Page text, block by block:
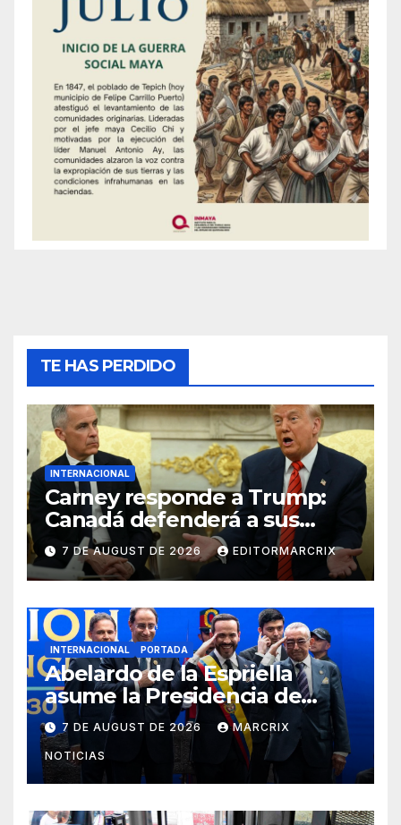
TE HAS PERDIDO
INTERNACIONAL
Carney responde a Trump:
Canadá defenderá a sus
trabajadores y empresas
7 DE AUGUST DE 2026 EDITORMARCRIX
INTERNACIONAL PORTADA
Abelardo de la Espriella
asume la Presidencia de
Colombia para el periodo
2026-2030
7 DE AUGUST DE 2026 MARCRIX
NOTICIAS